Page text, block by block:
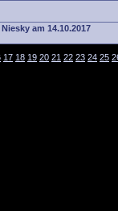
am 14.10.2017
17 18 19 20 21 22 23 24 25